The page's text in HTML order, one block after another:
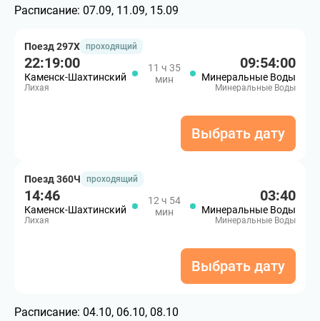
Расписание: 07.09, 11.09, 15.09
Поезд 297Х проходящий
22:19:00
Каменск-Шахтинский
Лихая
11 ч 35
мин
09:54:00
Минеральные Воды
Минеральные Воды
Выбрать дату
Поезд 360Ч проходящий
14:46
Каменск-Шахтинский
Лихая
12 ч 54
мин
03:40
Минеральные Воды
Минеральные Воды
Выбрать дату
Расписание: 04.10, 06.10, 08.10